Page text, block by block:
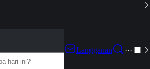
Langganan
···